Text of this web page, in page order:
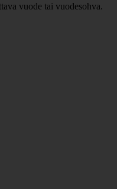
vuode tai vuodesohva.